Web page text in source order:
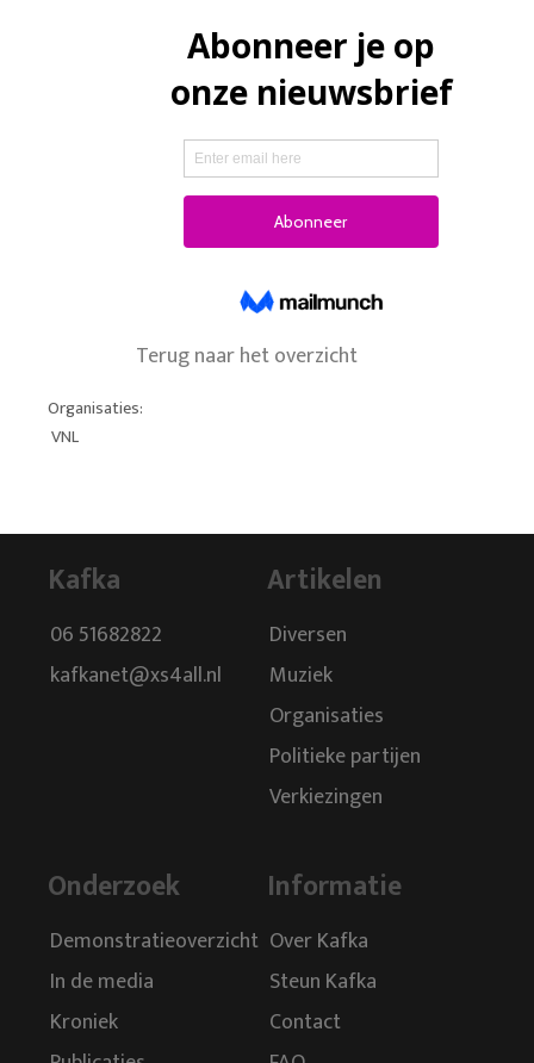
Terug naar het overzicht
Organisaties:
VNL
Kafka
06 51682822
kafkanet@xs4all.nl
Artikelen
Diversen
Muziek
Organisaties
Politieke partijen
Verkiezingen
Onderzoek
Demonstratieoverzicht
In de media
Kroniek
Informatie
Over Kafka
Steun Kafka
Contact